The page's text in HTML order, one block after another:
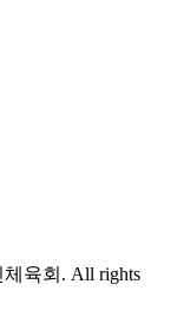
육회. All rights